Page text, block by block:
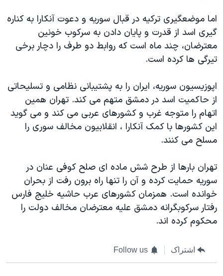
اما موضعگیری ترکیه در قبال سوریه و دعوت آنکارا به کناره
گیری اسد از قدرت و پایان دادن به سرکوب خونین
معترضان، چند ماه است که روابط دو طرف را دچار برخی
تیرگی ها کرده است. ‬
از حاکمیت اسد در دمشق متهم می کند. تهران همین
اتهام را متوجه غرب و کشورهای عربی می کند و می گوید
این کشورها با کمک آنکارا ، انقلابیون مخالف سوری را
مسلح می کنند. ‬
تهران بارها از طرح شش ماده ای صلح کوفی عنان در
سوریه حمایت کرده و آن را تنها راه برون رفت از بحران
خوانده است. همزمان کشورهای عرب حاشیه خلیج فارس
رفتار سرکوبگرانه دمشق علیه معترضان مخالف دولت را
محکوم کرده اند. ‬
اشتراک Follow us